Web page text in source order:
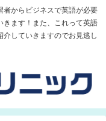
者からビジネスで英語が必要
きます！また、これって英語
していきますのでお見逃し